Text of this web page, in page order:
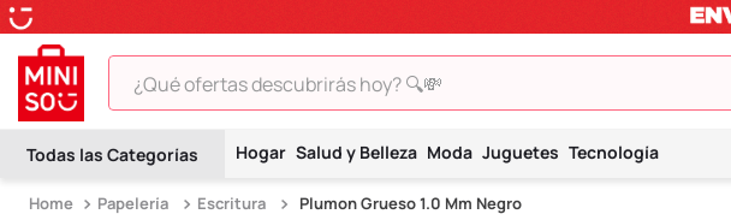
¿Qué ofertas descubrirás hoy? 🔍💸
Hogar Salud y Belleza Moda Juguetes Tecnología
Papelería Escritura Plumon Grueso 1.0 Mm Negro
TÉRMINOS MÁS BUSCADOS
2 .
hello kitty